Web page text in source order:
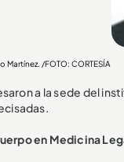
Martínez. /FOTO: CORTESÍA
a la sede del
en Medicina